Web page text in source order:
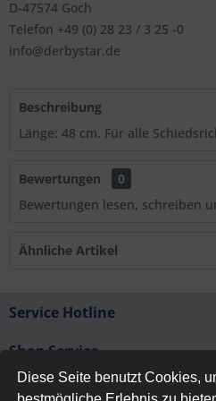
Diese Seite benutzt Cookies,
D-47574 Goch
Telefon +49 (0) 28 23 / 3 25 -0
info@derbystar.de
Beschreibung
Länge: 48 cm. Für alle
Bewertungen
0
Bewertungen lesen, schreiben
Ähnliche Artikel
Service Hotline
Shop Service
Informationen